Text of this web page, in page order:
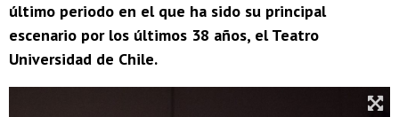
último periodo en el que ha sido su principal
escenario por los últimos 38 años, el Teatro
Universidad de Chile.